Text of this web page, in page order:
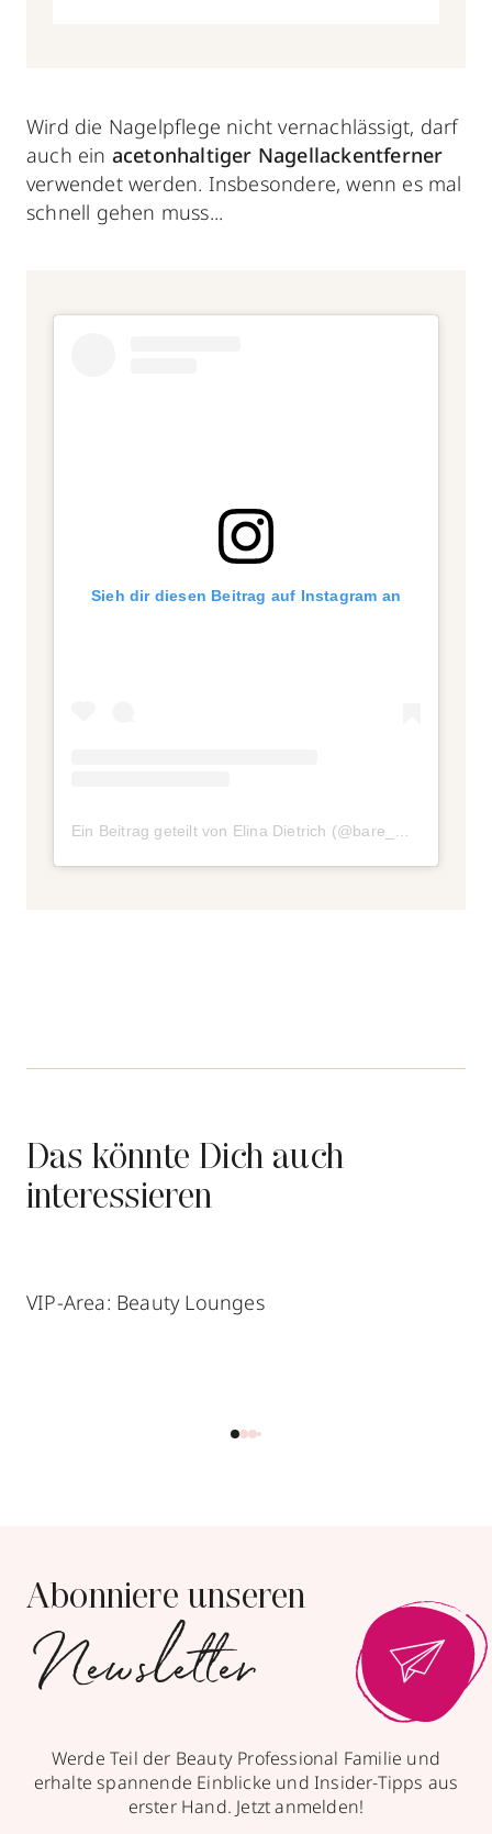
Wird die Nagelpflege nicht vernachlässigt, darf
auch ein acetonhaltiger Nagellackentferner
verwendet werden. Insbesondere, wenn es mal
schnell gehen muss...
Sieh dir diesen Beitrag auf Instagram an
Ein Beitrag geteilt von Elina Dietrich (@bare_minds)
Das könnte Dich auch
interessieren
VIP-Area: Beauty Lounges
Abonniere unseren
Newsletter
Werde Teil der Beauty Professional Familie und
erhalte spannende Einblicke und Insider-Tipps aus
erster Hand. Jetzt anmelden!